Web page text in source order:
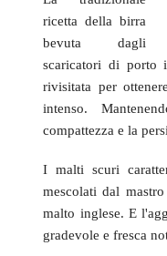
ricetta della birra
bevuta dagli
scaricatori di porto
rivisitata per
intenso.
compattezza e la
I malti scuri
mescolati dal
malto inglese. E
gradevole e fresca